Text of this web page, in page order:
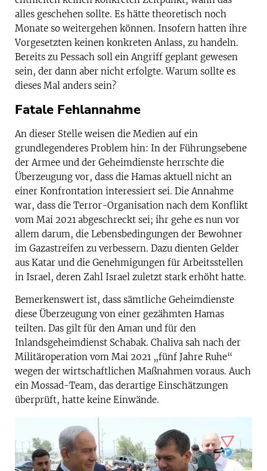
alles geschehen sollte. Es hätte theoretisch noch
Monate so weitergehen können. Insofern hatten ihre
Vorgesetzten keinen konkreten Anlass, zu handeln.
Bereits zu Pessach soll ein Angriff geplant gewesen
sein, der dann aber nicht erfolgte. Warum sollte es
dieses Mal anders sein?
Fatale Fehlannahme
An dieser Stelle weisen die Medien auf ein
grundlegenderes Problem hin: In der Führungsebene
der Armee und der Geheimdienste herrschte die
Überzeugung vor, dass die Hamas aktuell nicht an
einer Konfrontation interessiert sei. Die Annahme
war, dass die Terror-Organisation nach dem Konflikt
vom Mai 2021 abgeschreckt sei; ihr gehe es nun vor
allem darum, die Lebensbedingungen der Bewohner
im Gazastreifen zu verbessern. Dazu dienten Gelder
aus Katar und die Genehmigungen für Arbeitsstellen
in Israel, deren Zahl Israel zuletzt stark erhöht hatte.
Bemerkenswert ist, dass sämtliche Geheimdienste
diese Überzeugung von einer gezähmten Hamas
teilten. Das gilt für den Aman und für den
Inlandsgeheimdienst Schabak. Chaliva sah nach der
Militär­operation vom Mai 2021 „fünf Jahre Ruhe“
wegen der wirtschaftlichen Maßnahmen voraus. Auch
ein Mossad-Team, das derartige Einschätzungen
überprüft, hatte keine Einwände.